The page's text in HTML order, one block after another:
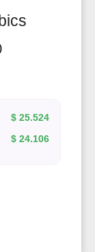
$ 25.524
$ 24.106